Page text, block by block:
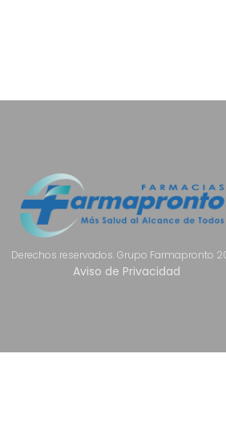
Derechos reservados. Grupo Farmapronto
Aviso de Privacidad